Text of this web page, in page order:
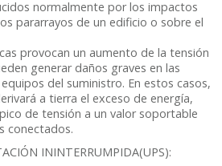
normalmente por los impactos
pararrayos de un edificio o sobre el
provocan un aumento de la tensión
generar daños graves en las
del suministro. En estos casos,
a tierra el exceso de energía,
de tensión a un valor soportable
conectados.
ININTERRUMPIDA(UPS):